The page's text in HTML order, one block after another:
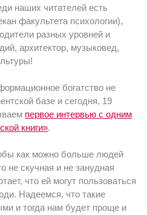
наших читателей есть
факультета психологии),
разных уровней и
архитектор, музыковед,
богатство не
базе и сегодня, 19
первое интервью с одним
книги».
как можно больше людей
не скучная и не занудная
что ей могут пользоваться
Надеемся, что такие
и тогда нам будет проще и